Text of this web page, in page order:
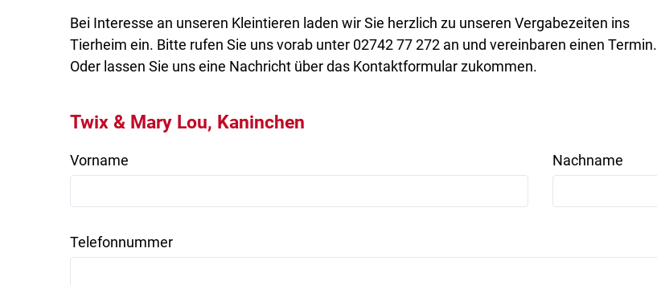
Bei Interesse an unseren Kleintieren laden wir Sie herzlich zu unseren Vergabezeiten ins
Tierheim ein. Bitte rufen Sie uns vorab unter 02742 77 272 an und vereinbaren einen Termin.
Oder lassen Sie uns eine Nachricht über das Kontaktformular zukommen.
Twix & Mary Lou, Kaninchen
Vorname Nachname
Telefonnummer